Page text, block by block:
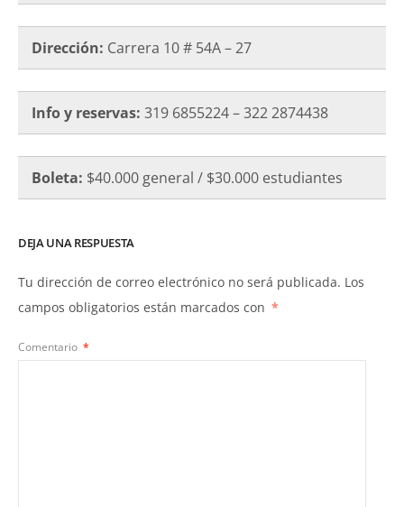
Dirección: Carrera 10 # 54A – 27
Info y reservas: 319 6855224 – 322 2874438
Boleta: $40.000 general / $30.000 estudiantes
DEJA UNA RESPUESTA
Tu dirección de correo electrónico no será publicada. Los
campos obligatorios están marcados con *
Comentario *